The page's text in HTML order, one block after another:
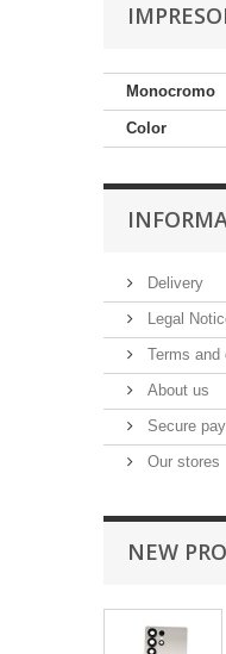
Monocromo
Color
Delivery
Legal
Terms and
About us
Secure
Our stores
NEW